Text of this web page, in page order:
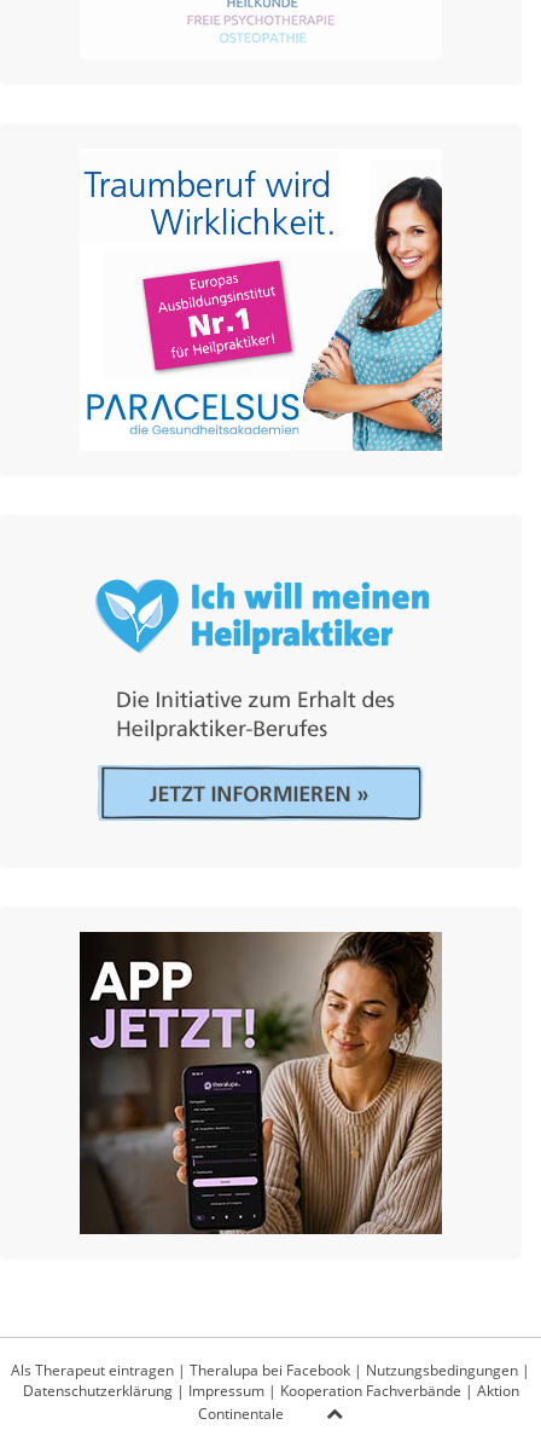
Als Therapeut eintragen | Theralupa bei Facebook | Nutzungsbedingungen |
Datenschutzerklärung| Impressum| Kooperation Fachverbände | Aktion
Continentale